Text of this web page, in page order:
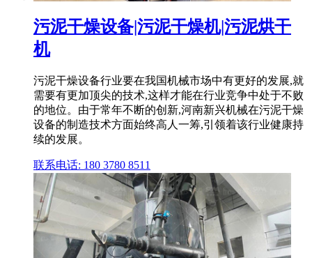
污泥干燥设备|污泥干燥机|污泥烘干
机
污泥干燥设备行业要在我国机械市场中有更好的发展,就
需要有更加顶尖的技术,这样才能在行业竞争中处于不败
的地位。由于常年不断的创新,河南新兴机械在污泥干燥
设备的制造技术方面始终高人一筹,引领着该行业健康持
续的发展。
联系电话: 180 3780 8511